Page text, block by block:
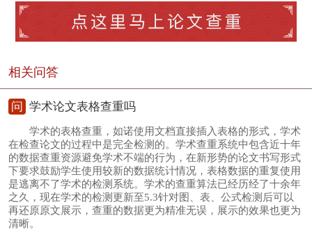
相关问答
问 学术论文表格查重吗
学术的表格查重，如诺使用文档直接插入表格的形式，学术
在检查论文的过程中是完全检测的。学术查重系统中包含近十年
的数据查重资源避免学术不端的行为，在新形势的论文书写形式
下要求鼓励学生使用较新的数据统计情况，表格数据的重复使用
是逃离不了学术的检测系统。学术的查重算法已经历经了十余年
之久，现在学术的检测更新至5.3针对图、表、公式检测后可以
再还原原文展示，查重的数据更为精准无误，展示的效果也更为
清晰。